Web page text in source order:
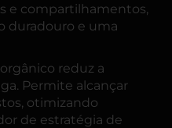
e compartilhamentos,
duradouro e uma
reduz a
Permite alcançar
otimizando
de estratégia de